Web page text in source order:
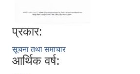
प्रकार:
सूचना तथा समाचार
आर्थिक वर्ष: